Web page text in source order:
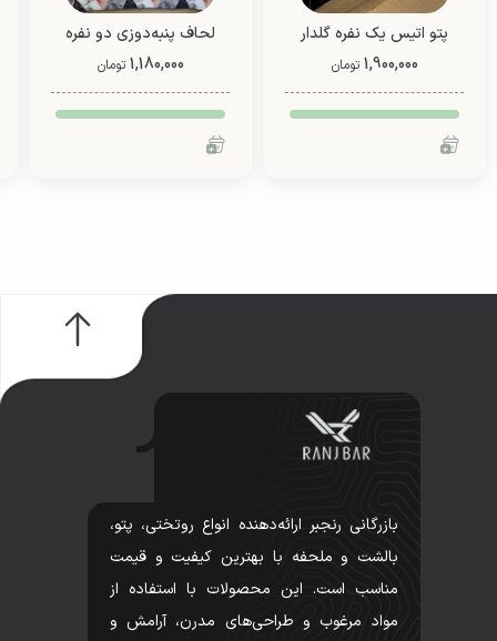
پتو اتیس یک نفره گلدار
(طرح 1)
1,900,000 تومان
لحاف پنبه‌دوزی دو نفره
دو رو (طرح 7)
1,180,000 تومان
بازرگانی رنجبر ارائه‌دهنده انواع روتختی، پتو،
بالشت و ملحفه با بهترین کیفیت و قیمت
مناسب است. این محصولات با استفاده از
مواد مرغوب و طراحی‌های مدرن، آرامش و